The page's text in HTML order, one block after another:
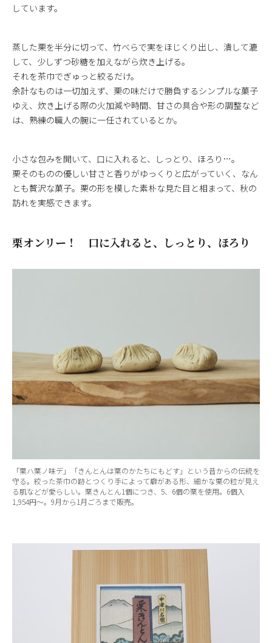
しています。
蒸した栗を半分に切って、竹べらで実をほじくり出し、潰して漉
して、少しずつ砂糖を加えながら炊き上げる。
それを茶巾でぎゅっと絞るだけ。
余計なものは一切加えず、栗の味だけで勝負するシンプルな菓子
ゆえ、炊き上げる際の火加減や時間、甘さの具合や形の調整など
は、熟練の職人の腕に一任されているとか。
小さな包みを開いて、口に入れると、しっとり、ほろり…。
栗そのものの優しい甘さと香りがゆっくりと広がっていく、なん
とも贅沢な菓子。栗の形を模した素朴な見た目と相まって、秋の
訪れを実感できます。
栗オンリー！ 口に入れると、しっとり、ほろり
「栗ハ栗ノ味デ」「きんとんは栗のかたちにもどす」という昔からの伝統を
守る。絞った茶巾の跡とつくり手によって癖がある形、細かな栗の粒が見え
る肌などが愛らしい。栗きんとん1個につき、5、6個の栗を使用。6個入
1,954円～。9月から1月ごろまで販売。